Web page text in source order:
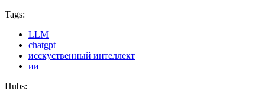
Tags:
LLM
chatgpt
исскуственный интеллект
ии
Hubs: